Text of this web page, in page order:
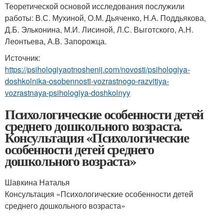
Теоретической основой исследования послужили
работы: В.С. Мухиной, О.М. Дьяченко, Н.А. Поддьякова,
Д.Б. Эльконина, М.И. Лисиной, Л.С. Выготского, А.Н.
Леонтьева, А.В. Запорожца.
Источник:
https://psihologiyaotnoshenij.com/novosti/psihologiya-
doshkolnika-osobennosti-vozrastnogo-razvitiya-
vozrastnaya-psihologiya-doshkolnyy
Психологические особенности детей
среднего дошкольного возраста.
Консультация «Психологические
особенности детей среднего
дошкольного возраста»
Шавкина Наталья
Консультация «Психологические особенности детей
среднего дошкольного возраста»